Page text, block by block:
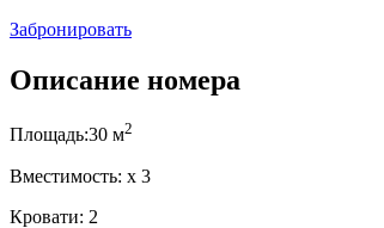
Забронировать
Описание номера
Площадь:30 м2
Вместимость: x 3
Кровати: 2